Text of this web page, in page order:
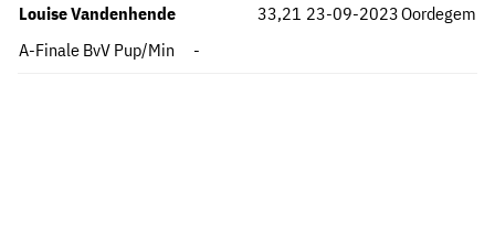
Louise Vandenhende
Oordegem
A-Finale BvV Pup/Min
33,21
-
23-09-2023